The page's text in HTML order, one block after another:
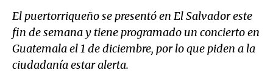
El puertorriqueño se presentó en El Salvador este
fin de semana y tiene programado un concierto en
Guatemala el 1 de diciembre, por lo que piden a la
ciudadanía estar alerta.